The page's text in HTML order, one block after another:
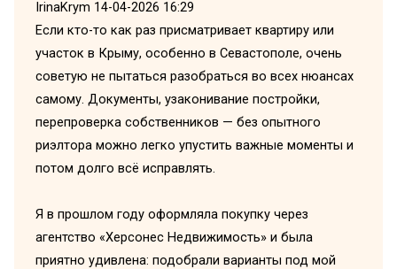
IrinaKrym 14-04-2026 16:29
Если кто-то как раз присматривает квартиру или
участок в Крыму, особенно в Севастополе, очень
советую не пытаться разобраться во всех нюансах
самому. Документы, узаконивание постройки,
перепроверка собственников — без опытного
риэлтора можно легко упустить важные моменты и
потом долго всё исправлять.
Я в прошлом году оформляла покупку через
агентство «Херсонес Недвижимость» и была
приятно удивлена: подобрали варианты под мой